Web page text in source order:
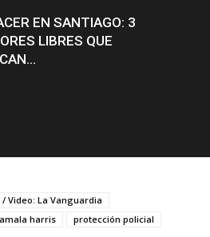
EN SANTIAGO: 3
LIBRES QUE
Video: La Vanguardia
harris protección policial